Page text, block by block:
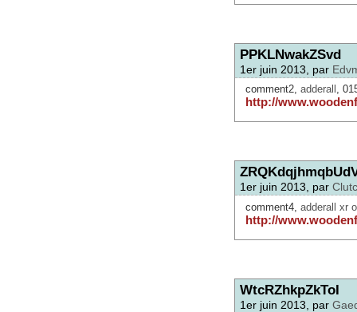
PPKLNwakZSvd
1er juin 2013, par
comment2, adderall ,
http://
1er juin 2013, par
comment4, adderall xr
http://
WtcRZhkpZkToI
1er juin 2013, par